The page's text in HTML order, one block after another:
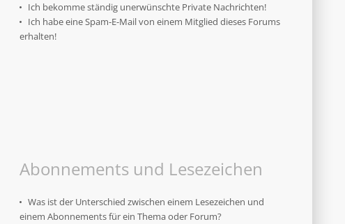
Ich bekomme ständig unerwünschte Private Nachrichten!
Ich habe eine Spam-E-Mail von einem Mitglied dieses Forums
erhalten!
Abonnements und Lesezeichen
Was ist der Unterschied zwischen einem Lesezeichen und
einem Abonnements für ein Thema oder Forum?